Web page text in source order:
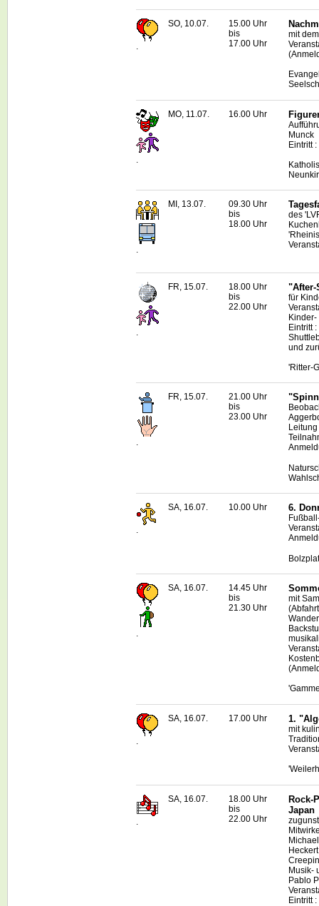
SO, 10.07.
15.00 Uhr
bis
17.00 Uhr
mit
MO, 11.07. 16.00 Uhr
Munck
Eintritt
.
MI, 13.07.
09.30 Uhr
bis
18.00 Uhr
des
FR, 15.07.
18.00 Uhr
bis
22.00 Uhr
"After-
für
Eintritt
und
'Ritter-
.
FR, 15.07.
21.00 Uhr
bis
23.00 Uhr
.
SA, 16.07. 10.00 Uhr 6.
.
SA, 16.07.
14.45 Uhr
bis
21.30 Uhr
mit
.
SA, 16.07. 17.00 Uhr 1.
mit
SA, 16.07.
18.00 Uhr
bis
22.00 Uhr
Rock-
Japan
Musik-
Pablo
Eintritt